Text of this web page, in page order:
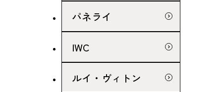
パネライ
IWC
ルイ・ヴィトン